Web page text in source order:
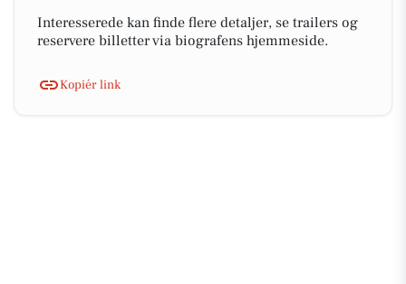
Interesserede kan finde flere detaljer, se trailers og
reservere billetter via biografens hjemmeside.
Kopiér link